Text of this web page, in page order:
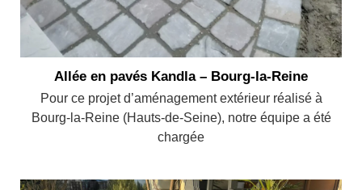
Allée en pavés Kandla – Bourg-la-Reine
Pour ce projet d’aménagement extérieur réalisé à
Bourg-la-Reine (Hauts-de-Seine), notre équipe a été
chargée